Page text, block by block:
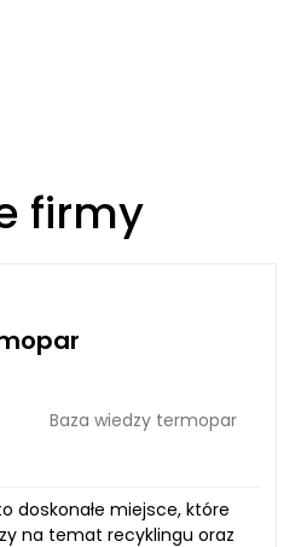
firmy
Baza wiedzy termopar
doskonałe miejsce, które
na temat recyklingu oraz